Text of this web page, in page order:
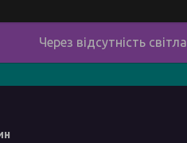
Через відсутність